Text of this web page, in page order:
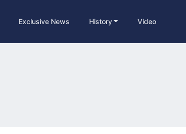
Exclusive News History Video